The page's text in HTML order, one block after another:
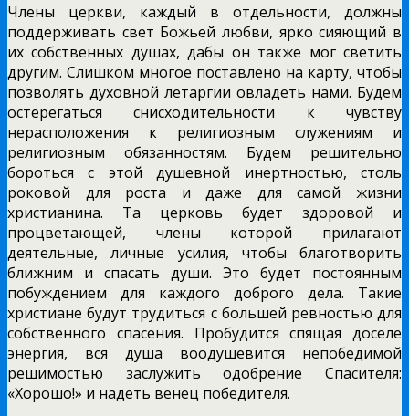
Члены церкви, каждый в отдельности, должны
поддерживать свет Божьей любви, ярко сияющий в
их собственных душах, дабы он также мог светить
другим. Слишком многое поставлено на карту, чтобы
позволять духовной летаргии овладеть нами. Будем
остерегаться снисходительности к чувству
нерасположения к религиозным служениям и
религиозным обязанностям. Будем решительно
бороться с этой душевной инертностью, столь
роковой для роста и даже для самой жизни
христианина. Та церковь будет здоровой и
процветающей, члены которой прилагают
деятельные, личные усилия, чтобы благотворить
ближним и спасать души. Это будет постоянным
побуждением для каждого доброго дела. Такие
христиане будут трудиться с большей ревностью для
собственного спасения. Пробудится спящая доселе
энергия, вся душа воодушевится непобедимой
решимостью заслужить одобрение Спасителя:
«Хорошо!» и надеть венец победителя.